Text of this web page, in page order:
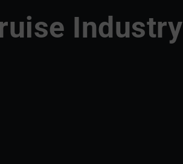
Industry